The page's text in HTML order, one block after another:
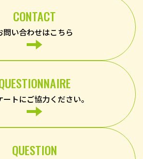
CONTACT
問い合わせはこちら
ートにご協力ください。
QUESTION